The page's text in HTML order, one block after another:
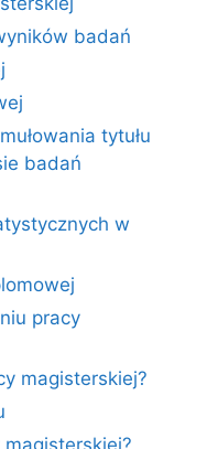
badań
tytułu
badań
w
pracy
magisterskiej?